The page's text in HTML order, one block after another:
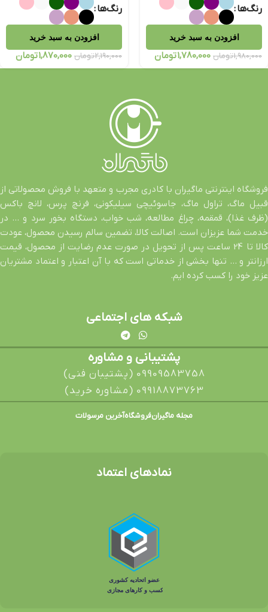
رنگ‌ها
افزودن به سبد خرید
1,980,000تومان 1,780,000تومان
رنگ‌ها
افزودن به سبد خرید
2,190,000تومان 1,870,000تومان
فروشگاه اینترنتی ماگیران با کادری مجرب و متعهد با فروش محصولاتی از
قبیل ماگ، تراول ماگ، جاسوئیچی سیلیکونی، فرنچ پرس، لانچ باکس
(ظرف غذا)، قمقمه، چراغ مطالعه، شب خواب، دستگاه بخور سرد و … در
خدمت شما عزیزان است. اصالت کالا، تضمین سالم رسیدن محصول، عودت
کالا تا 24 ساعت پس از تحویل در صورت عدم رضایت از محصول، قیمت
ارزانتر و … تنها بخشی از خدماتی است که با آن اعتبار و اعتماد مشتریان
عزیز خود را کسب کرده ایم.
شبکه های اجتماعی
پشتیبانی و مشاوره
09909583758 (پشتیبان فنی)
09918873763 (مشاوره خرید)
مجله ماگیرانفروشگاهآخرین مرسولات
نمادهای اعتماد